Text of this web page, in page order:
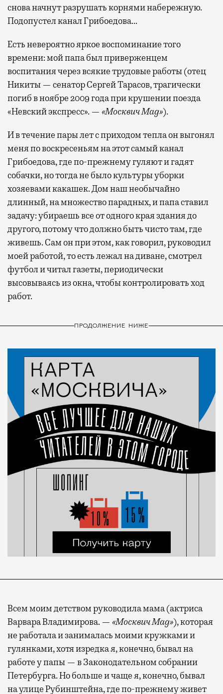
снова начнут разрушать корнями набережную.
Подопустел канал Грибоедова…
Есть невероятно яркое воспоминание того
времени: мой папа был приверженцем
воспитания через всякие трудовые работы (отец
Никиты — сенатор Сергей Тарасов, трагически
погиб в ноябре 2009 года при крушении поезда
«Невский экспресс». — «Москвич Mag»).
И в течение пары лет с приходом тепла он выгонял
меня по воскресеньям на этот самый канал
Грибоедова, где по-прежнему гуляют и гадят
собачки, но тогда не было культуры уборки
хозяевами какашек. Дом наш необычайно
длинный, на множество парадных, и папа ставил
задачу: убираешь все от одного края здания до
другого, потому что должно быть чисто там, где
живешь. Сам он при этом, как говорил, руководил
моей работой, то есть лежал на диване, смотрел
футбол и читал газеты, периодически
высовываясь из окна, чтобы контролировать ход
работ.
ПРОДОЛЖЕНИЕ НИЖЕ
Всем моим детством руководила мама (актриса
Варвара Владимирова. — «Москвич Mag»), которая
не работала и занималась моими кружками и
гулянками, хотя изредка я, конечно, бывал на
работе у папы — в Законодательном собрании
Петербурга. Но больше и чаще я, конечно, бывал
на улице Рубинштейна, где по-прежнему живет